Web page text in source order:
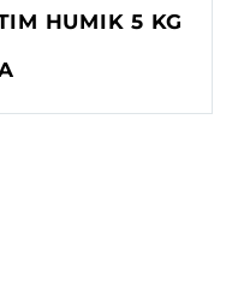
HUMIK 5 KG